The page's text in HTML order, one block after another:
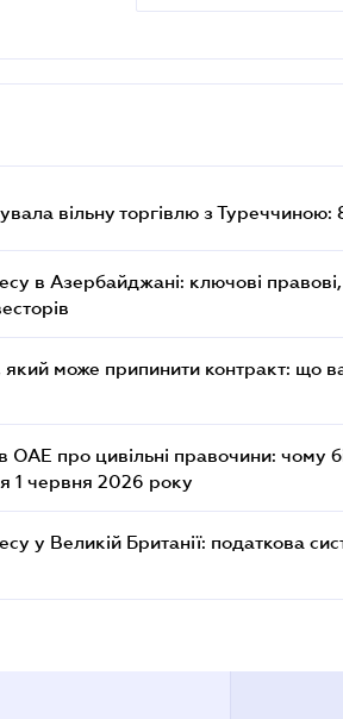
вільну торгівлю з Туреччиною:
в Азербайджані: ключові правові,
може припинити контракт: що
ОАЕ про цивільні правочини: чому
1 червня 2026 року
у Великій Британії: податкова